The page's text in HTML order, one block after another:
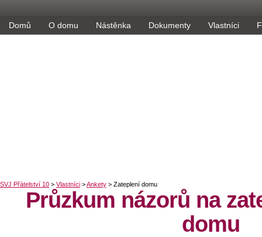
Domů O domu Nástěnka Dokumenty Vlastníci
Průzkum názorů na
domu